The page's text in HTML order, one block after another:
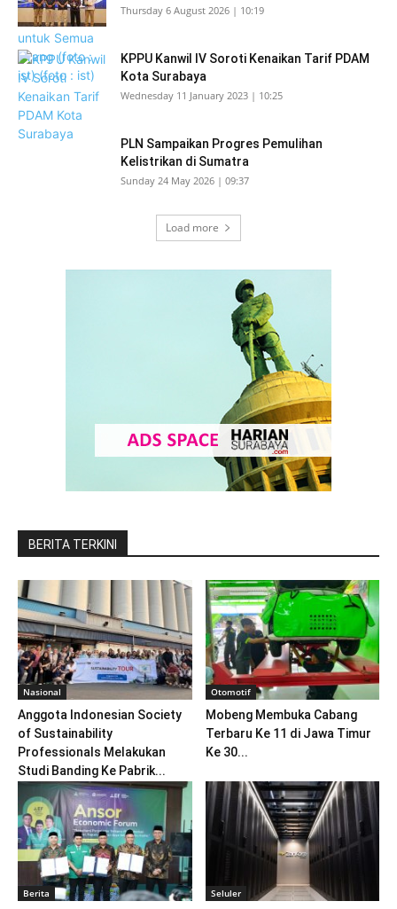
Thursday 6 August 2026 | 10:19
KPPU Kanwil IV Soroti Kenaikan Tarif PDAM
Kota Surabaya
Wednesday 11 January 2023 | 10:25
PLN Sampaikan Progres Pemulihan
Kelistrikan di Sumatra
Sunday 24 May 2026 | 09:37
Load more
BERITA TERKINI
Nasional
Anggota Indonesian Society
of Sustainability
Professionals Melakukan
Studi Banding Ke Pabrik...
Otomotif
Mobeng Membuka Cabang
Terbaru Ke 11 di Jawa Timur
Ke 30...
Berita Seluler